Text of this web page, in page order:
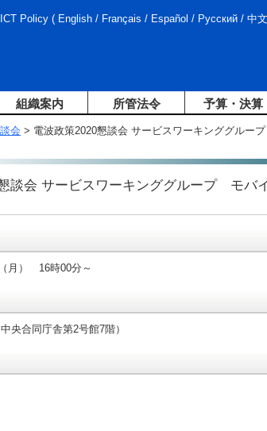
Policy ( English / Français / Español / Русский / 中文
組織案内 所管法令 予算・決算
会 > 電波政策2020懇談会 サービスワーキンググルー
談会 サービスワーキンググループ モバ
月） 16時00分～
央合同庁舎第2号館7階）